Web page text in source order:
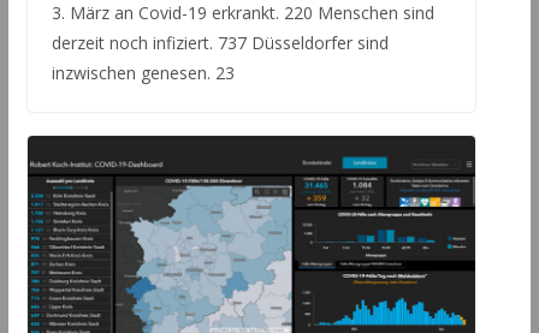
3. März an Covid-19 erkrankt. 220 Menschen sind
derzeit noch infiziert. 737 Düsseldorfer sind
inzwischen genesen. 23